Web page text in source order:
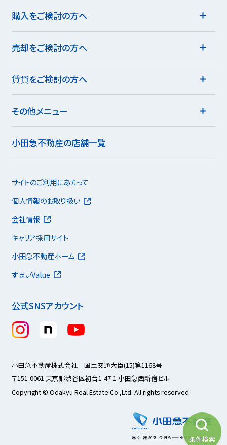
条件検索
購入をご検討の方へ
売却をご検討の方へ
賃貸をご検討の方へ
その他メニュー
小田急不動産の店舗一覧
公式SNSアカウント
サイトのご利用にあたって
個人情報のお取り扱い
会社情報
キャリア採用サイト
小田急不動産ホーム
すまいValue
小田急不動産株式会社 国土交通大臣(15)第1168号
〒151-0061 東京都渋谷区初台1-47-1 小田急西新宿ビル
Copyright © Odakyu Real Estate Co.,Ltd. All rights reserved.